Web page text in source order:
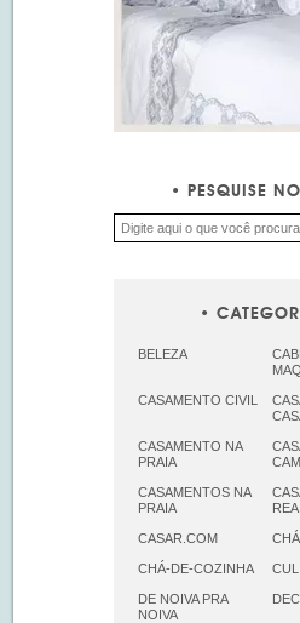
PESQUISE
BELEZA
CASAMENTO CIVIL
CASAMENTO NA
PRAIA
CASAMENTOS NA
PRAIA
CASAR.COM
CHÁ-DE-COZINHA
DE NOIVA PRA
NOIVA